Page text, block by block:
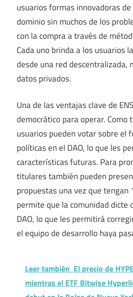
usuarios formas innovadoras
dominio sin muchos de los
con la compra a través de
Cada uno brinda a los usuarios
desde una red descentralizada,
datos privados.
Una de las ventajas clave de
democrático para operar. Como
usuarios pueden votar sobre el
políticas en el DAO, lo que les
características futuras. Para
titulares también pueden
propuestas una vez que
permite que la comunidad dicte
DAO, lo que les permitirá
el equipo de desarrollo haya
Leer también El precio de
mientras el ETF Bitwise